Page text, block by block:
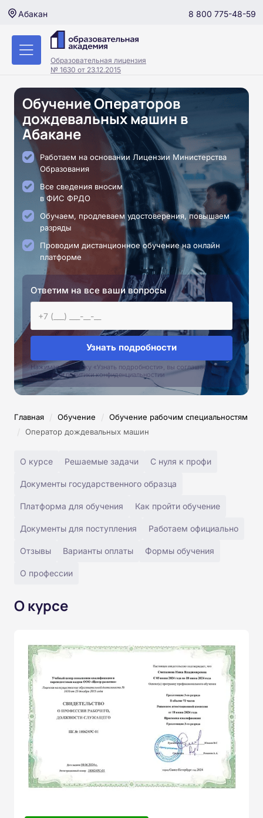
Абакан 8 800 775-48-59
Образовательная лицензия
№ 1630 от 23.12.2015
Обучение Операторов
дождевальных машин в
Абакане
Работаем на основании Лицензии Министерства
Образования
Все сведения вносим
в ФИС ФРДО
Обучаем, продлеваем удостоверения, повышаем
разряды
Проводим дистанционное обучение на онлайн
платформе
Ответим на все ваши вопросы
Узнать подробности
Нажимая на кнопку «Узнать подробности», вы соглашаетесь с
условиями политики конфиденциальностии
Главная / Обучение / Обучение рабочим специальностям
/ Оператор дождевальных машин
О курсе Решаемые задачи С нуля к профи
Документы государственного образца
Платформа для обучения Как пройти обучение
Документы для поступления Работаем официально
Отзывы Варианты оплаты Формы обучения
О профессии
О курсе